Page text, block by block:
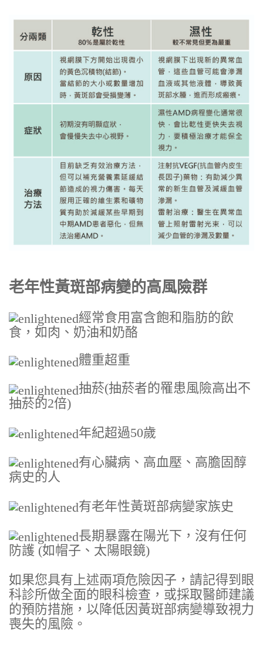
老年性黃斑部病變的高風險群
經常食用富含飽和脂肪的飲
食，如肉、奶油和奶酪
體重超重
抽菸(抽菸者的罹患風險高出不
抽菸的2倍)
年紀超過50歲
有心臟病、高血壓、高膽固醇
病史的人
有老年性黃斑部病變家族史
長期暴露在陽光下，沒有任何
防護 (如帽子、太陽眼鏡)
如果您具有上述兩項危險因子，請記得到眼
科診所做全面的眼科檢查，或採取醫師建議
的預防措施，以降低因黃斑部病變導致視力
喪失的風險。